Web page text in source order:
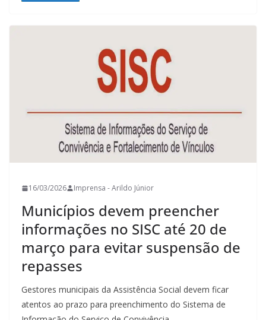
16/03/2026 Imprensa - Arildo Júnior
Municípios devem preencher
informações no SISC até 20 de
março para evitar suspensão de
repasses
Gestores municipais da Assistência Social devem ficar
atentos ao prazo para preenchimento do Sistema de